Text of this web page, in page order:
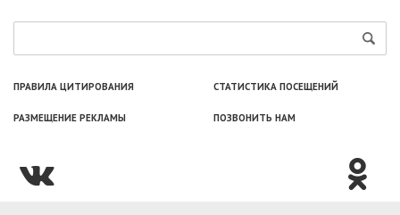
ПРАВИЛА ЦИТИРОВАНИЯ СТАТИСТИКА ПОСЕЩЕНИЙ
РАЗМЕЩЕНИЕ РЕКЛАМЫ ПОЗВОНИТЬ НАМ